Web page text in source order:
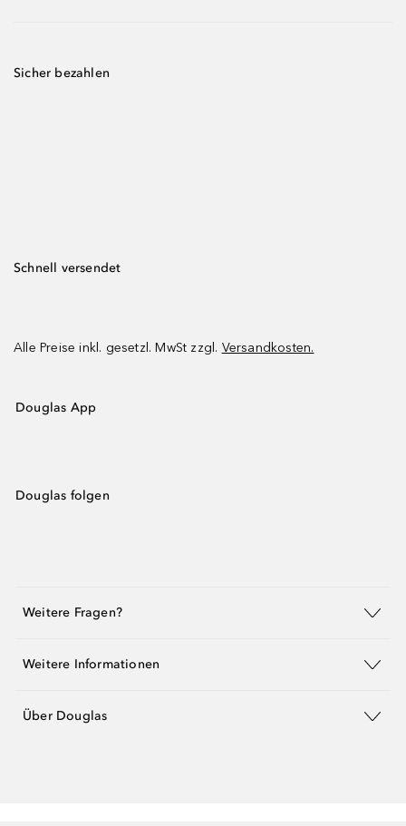
Sicher bezahlen
Schnell versendet
Alle Preise inkl. gesetzl. MwSt zzgl. Versandkosten.
Douglas App
Douglas folgen
Weitere Fragen?
Weitere Informationen
Über Douglas